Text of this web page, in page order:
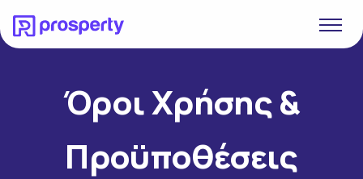
Όροι Χρήσης &
Προϋποθέσεις